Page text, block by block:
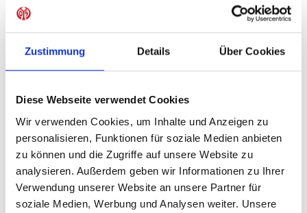
Zustimmung Details Über Cookies
Diese Webseite verwendet Cookies
Wir verwenden Cookies, um Inhalte und Anzeigen zu
personalisieren, Funktionen für soziale Medien anbieten
zu können und die Zugriffe auf unsere Website zu
analysieren. Außerdem geben wir Informationen zu Ihrer
Verwendung unserer Website an unsere Partner für
soziale Medien, Werbung und Analysen weiter. Unsere
Produkt Anzahl: Gib den gewünschten
Anzahl
Produktdetails